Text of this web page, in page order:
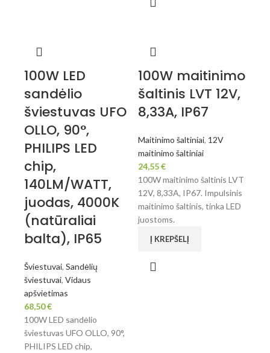
100W LED
sandėlio
šviestuvas UFO
OLLO, 90°,
PHILIPS LED
chip,
140LM/WATT,
juodas, 4000K
(natūraliai
balta), IP65
Šviestuvai, Sandėlių
šviestuvai, Vidaus
apšvietimas
68,50€
100W LED sandėlio
šviestuvas UFO OLLO, 90°,
PHILIPS LED chip,
100W maitinimo
šaltinis LVT 12V,
8,33A, IP67
Maitinimo šaltiniai, 12V
maitinimo šaltiniai
24,55€
100W maitinimo šaltinis LVT
12V, 8,33A, IP67. Impulsinis
maitinimo šaltinis, tinka LED
juostoms.
Į KREPŠELĮ